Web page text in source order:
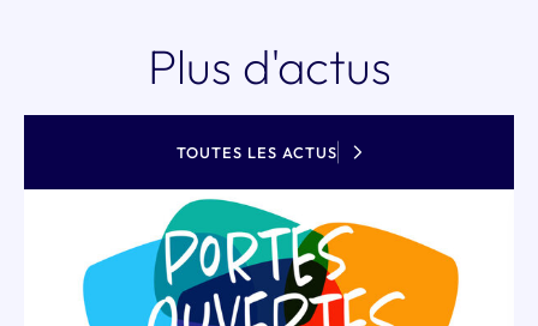
Plus d'actus
TOUTES LES ACTUS